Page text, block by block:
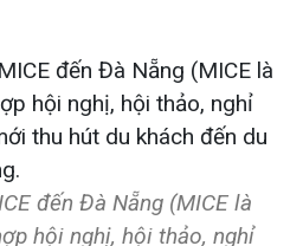
đến Đà Nẵng (MICE là
hội nghị, hội thảo, nghỉ